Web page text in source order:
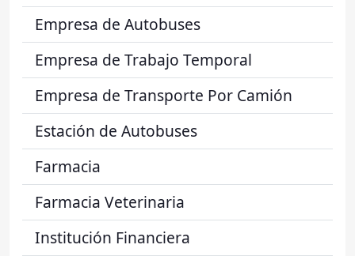
Empresa de Autobuses
Empresa de Trabajo Temporal
Empresa de Transporte Por Camión
Estación de Autobuses
Farmacia
Farmacia Veterinaria
Institución Financiera